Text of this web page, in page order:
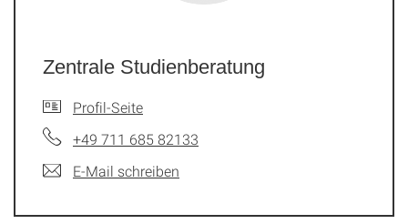
Zentrale Studienberatung
Profil-Seite
+49 711 685 82133
E-Mail schreiben